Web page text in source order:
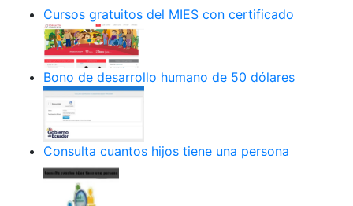
Cursos gratuitos del MIES con certificado
Bono de desarrollo humano de 50 dólares
Consulta cuantos hijos tiene una persona